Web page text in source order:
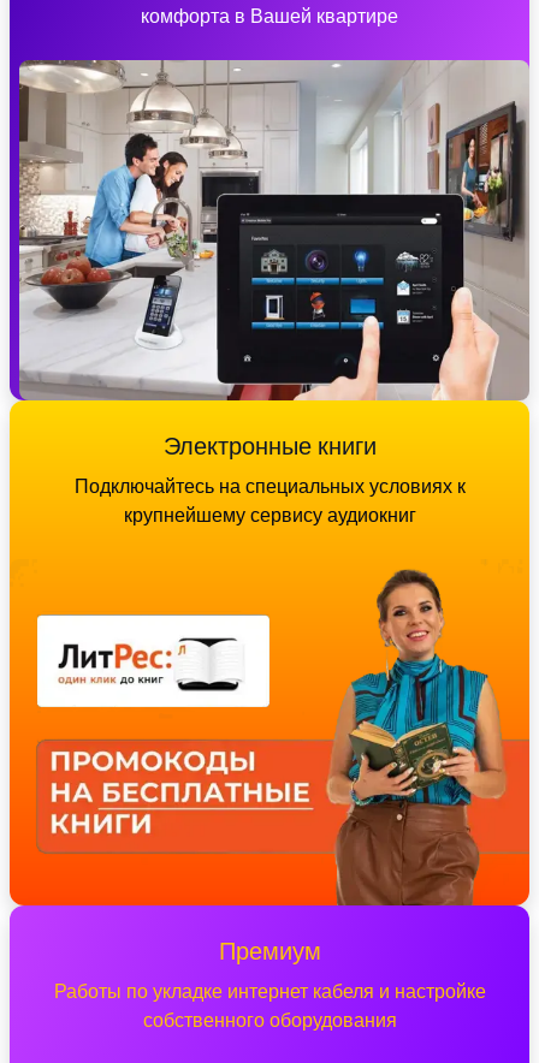
комфорта в Вашей квартире
Электронные книги
Подключайтесь на специальных условиях к
крупнейшему сервису аудиокниг
Премиум
Работы по укладке интернет кабеля и настройке
собственного оборудования